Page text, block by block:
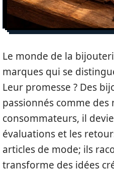
Le monde de la
marques qui se
Leur promesse ? Des
passionnés comme
consommateurs, il
évaluations et les
articles de mode; ils
transforme des idées